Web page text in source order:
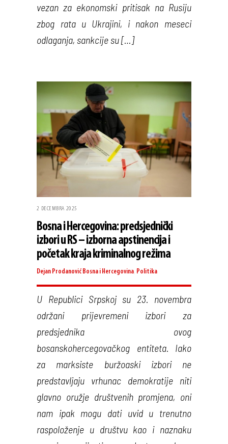
vezan za ekonomski pritisak na Rusiju
zbog rata u Ukrajini, i nakon meseci
odlaganja, sankcije su […]
2 DECEMBRA 2025
Bosna i Hercegovina: predsjednički
izbori u RS – izborna apstinencija i
početak kraja kriminalnog režima
Dejan Prodanović Bosna i Hercegovina Politika
U Republici Srpskoj su 23. novembra
održani prijevremeni izbori za
predsjednika ovog
bosanskohercegovačkog entiteta. Iako
za marksiste buržoaski izbori ne
predstavljaju vrhunac demokratije niti
glavno oružje društvenih promjena, oni
nam ipak mogu dati uvid u trenutno
raspoloženje u društvu kao i naznaku